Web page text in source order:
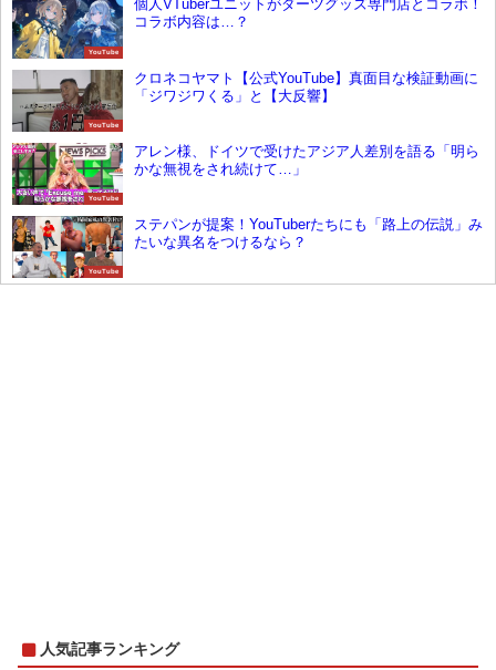
YouTube
個人VTuberユニットがダーツグッズ専門店とコラボ！
コラボ内容は…？
YouTube
クロネコヤマト【公式YouTube】真面目な検証動画に
「ジワジワくる」と【大反響】
YouTube
アレン様、ドイツで受けたアジア人差別を語る「明ら
かな無視をされ続けて…」
YouTube
ステパンが提案！YouTuberたちにも「路上の伝説」み
たいな異名をつけるなら？
人気記事ランキング